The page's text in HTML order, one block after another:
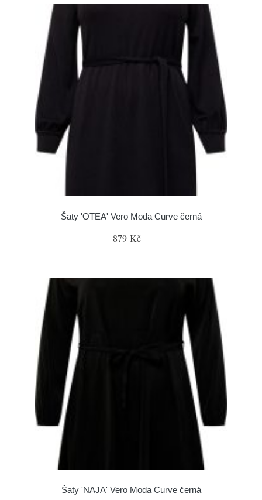
Šaty 'OTEA' Vero Moda Curve černá
879 Kč
Šaty 'NAJA' Vero Moda Curve černá